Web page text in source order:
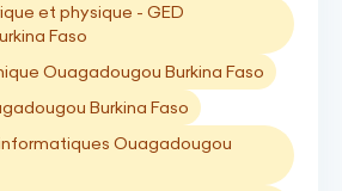
et physique - GED
Faso
Ouagadougou Burkina Faso
Burkina Faso
Ouagadougou